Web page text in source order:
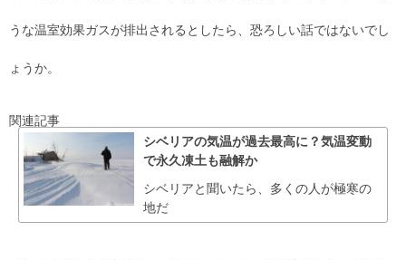
うな温室効果ガスが排出されるとしたら、恐ろしい話ではないでし
ょうか。
関連記事
シベリアの気温が過去最高に？気温変動
で永久凍土も融解か
シベリアと聞いたら、多くの人が極寒の
地だ